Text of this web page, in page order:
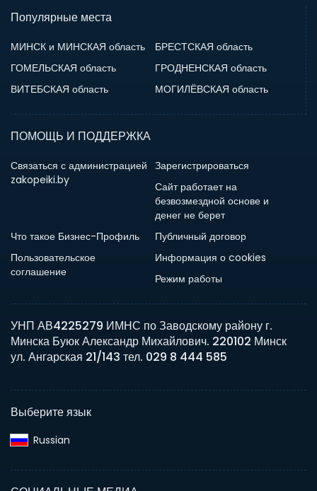
Популярные места
МИНСК и МИНСКАЯ область
БРЕСТСКАЯ область
ГОМЕЛЬСКАЯ область
ГРОДНЕНСКАЯ область
ВИТЕБСКАЯ область
МОГИЛЁВСКАЯ область
ПОМОЩЬ И ПОДДЕРЖКА
Связаться с администрацией
zakopeiki.by
Зарегистрироваться
Сайт работает на
безвозмездной основе и
денег не берет
Что такое Бизнес-Профиль
Публичный договор
Пользовательское
соглашение
Информация о cookies
Режим работы
УНП АВ4225279 ИМНС по Заводскому району г.
Минска Буюк Александр Михайлович. 220102 Минск
ул. Ангарская 21/143 тел. 029 8 444 585
Выберите язык
Russian‎